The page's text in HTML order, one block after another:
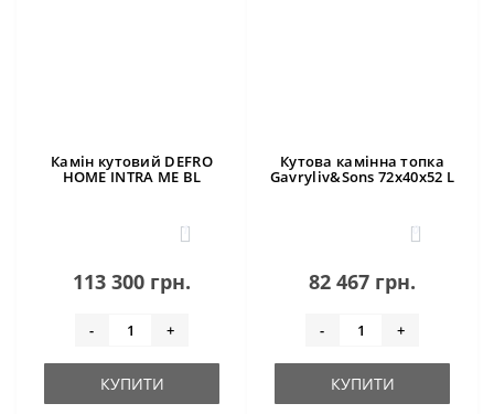
Камін кутовий DEFRO
HOME INTRA ME BL
1
113 300 грн.
- +
КУПИТИ
Кутова камінна топка
Gavryliv&Sons 72x40x52 L
0
82 467 грн.
- +
КУПИТИ